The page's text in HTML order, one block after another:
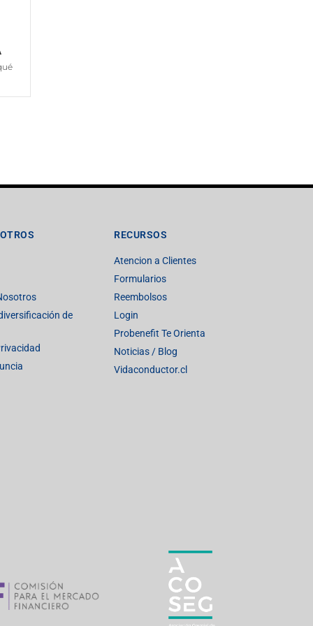
de
RECURSOS
Atencion a Clientes
Formularios
Reembolsos
Login
Probenefit Te Orienta
Noticias / Blog
Vidaconductor.cl